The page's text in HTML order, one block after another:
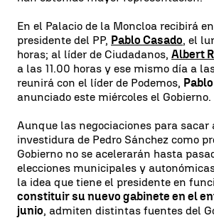
En el Palacio de la Moncloa recibirá
presidente del PP, Pablo Casado, el
horas; al líder de Ciudadanos, Albert
a las 11.00 horas y ese mismo día a
reunirá con el líder de Podemos,
anunciado este miércoles el Gobierno.
Aunque las negociaciones para sacar
investidura de Pedro Sánchez como
Gobierno no se acelerarán hasta
elecciones municipales y
la idea que tiene el presidente en
constituir su nuevo gabinete en el
junio, admiten distintas fuentes del